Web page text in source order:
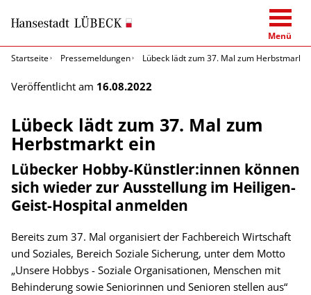
Menü
Startseite
Pressemeldungen Lübeck lädt zum 37. Mal zum Herbstmarkt
Veröffentlicht am 16.08.2022
Lübeck lädt zum 37. Mal zum
Herbstmarkt ein
Lübecker Hobby-Künstler:innen können
sich wieder zur Ausstellung im Heiligen-
Geist-Hospital anmelden
Bereits zum 37. Mal organisiert der Fachbereich Wirtschaft
und Soziales, Bereich Soziale Sicherung, unter dem Motto
„Unsere Hobbys - Soziale Organisationen, Menschen mit
Behinderung sowie Seniorinnen und Senioren stellen aus“